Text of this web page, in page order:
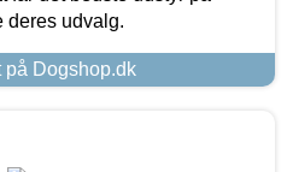
deres udvalg.
på Dogshop.dk